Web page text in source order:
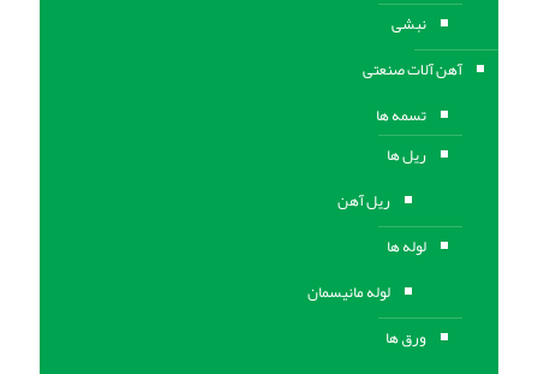
نبشی
آهن آلات صنعتی
تسمه ها
ریل ها
ریل آهن
لوله ها
لوله مانیسمان
ورق ها